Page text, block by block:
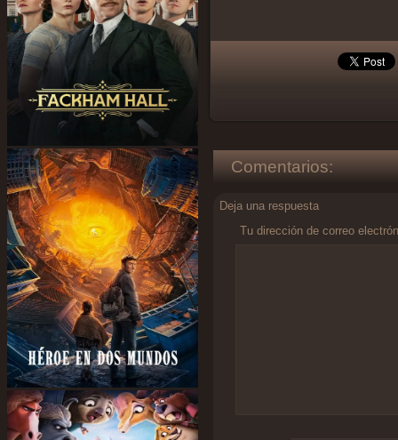
Comentarios:
Deja una respuesta
Tu dirección de correo